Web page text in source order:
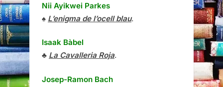
Nii Ayikwei Parkes
♠ L’enigma de l’ocell blau.
Isaak Bàbel
♣ La Cavalleria Roja.
Josep-Ramon Bach